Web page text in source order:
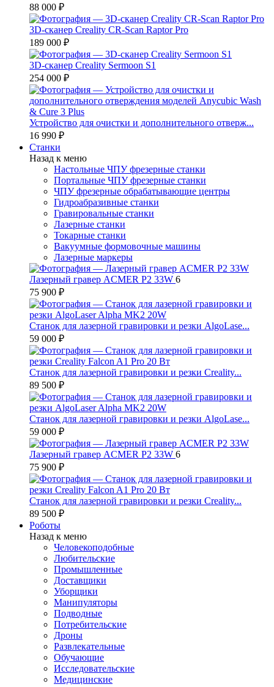
88 000 ₽
3D-сканер Creality CR-Scan Raptor Pro
189 000 ₽
3D-сканер Creality Sermoon S1
254 000 ₽
Устройство для очистки и дополнительного отверж...
16 990 ₽
Станки
Назад к меню
Настольные ЧПУ фрезерные станки
Портальные ЧПУ фрезерные станки
ЧПУ фрезерные обрабатывающие центры
Гидроабразивные станки
Гравировальные станки
Лазерные станки
Токарные станки
Вакуумные формовочные машины
Лазерные маркеры
Лазерный гравер ACMER P2 33W 6
75 900 ₽
Станок для лазерной гравировки и резки AlgoLase...
59 000 ₽
Станок для лазерной гравировки и резки Creality...
89 500 ₽
Станок для лазерной гравировки и резки AlgoLase...
59 000 ₽
Лазерный гравер ACMER P2 33W 6
75 900 ₽
Станок для лазерной гравировки и резки Creality...
89 500 ₽
Роботы
Назад к меню
Человекоподобные
Любительские
Промышленные
Доставщики
Уборщики
Манипуляторы
Подводные
Потребительские
Дроны
Развлекательные
Обучающие
Исследовательские
Медицинские